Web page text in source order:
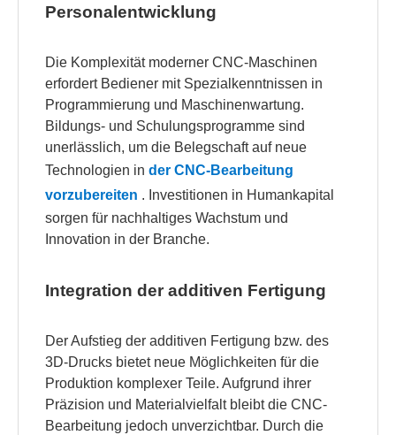
Personalentwicklung
Die Komplexität moderner CNC-Maschinen
erfordert Bediener mit Spezialkenntnissen in
Programmierung und Maschinenwartung.
Bildungs- und Schulungsprogramme sind
unerlässlich, um die Belegschaft auf neue
Technologien in der CNC-Bearbeitung
vorzubereiten . Investitionen in Humankapital
sorgen für nachhaltiges Wachstum und
Innovation in der Branche.
Integration der additiven Fertigung
Der Aufstieg der additiven Fertigung bzw. des
3D-Drucks bietet neue Möglichkeiten für die
Produktion komplexer Teile. Aufgrund ihrer
Präzision und Materialvielfalt bleibt die CNC-
Bearbeitung jedoch unverzichtbar. Durch die